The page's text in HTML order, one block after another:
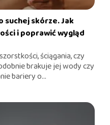
suchej skórze. Jak
i poprawić wygląd
ściągania, czy
brakuje jej wody czy
bariery o...